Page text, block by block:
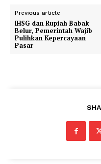
Previous article
IHSG dan Rupiah Babak
Belur, Pemerintah Wajib
Pulihkan Kepercayaan
Pasar